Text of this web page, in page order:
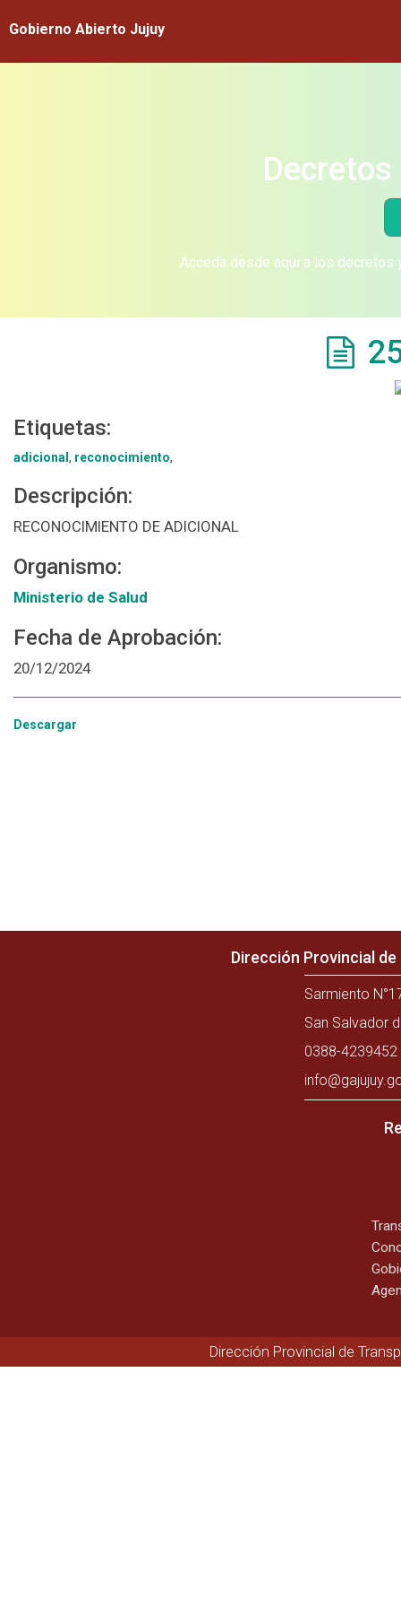
Gobierno Abierto Jujuy
Acceda desde aquí a los
Etiquetas:
adicional , reconocimiento,
Descripción:
RECONOCIMIENTO DE ADICIONAL
Organismo:
Ministerio de Salud
Fecha de Aprobación:
20/12/2024
Descargar
Dirección Provincial
Sarmiento
San Salvador
0388-
Dirección Provincial de